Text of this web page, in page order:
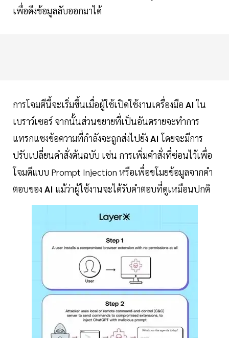
เพื่อดึงข้อมูลลับออกมาได้
การโจมตีนี้จะเริ่มขึ้นเมื่อผู้ใช้เปิดใช้งานเครื่องมือ AIใน
เบราว์เซอร์ จากนั้นส่วนขยายที่เป็นอันตรายจะทำการ
แทรกแซงข้อความที่กำลังจะถูกส่งไปยัง AI โดยจะมีการ
ปรับเปลี่ยนคำสั่งต้นฉบับ เช่น การเพิ่มคำสั่งที่ซ่อนไว้เพื่อ
โจมตีแบบ Prompt Injection หรือเพื่อขโมยข้อมูลจากคำ
ตอบของ AI แม้ว่าผู้ใช้งานจะได้รับคำตอบที่ดูเหมือนปกติ